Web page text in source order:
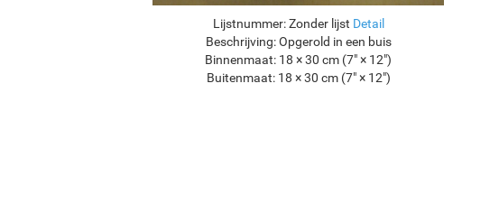
Lijstnummer: Zonder lijst Detail
Beschrijving: Opgerold in een buis
Binnenmaat: 18 × 30 cm (7" × 12")
Buitenmaat: 18 × 30 cm (7" × 12")